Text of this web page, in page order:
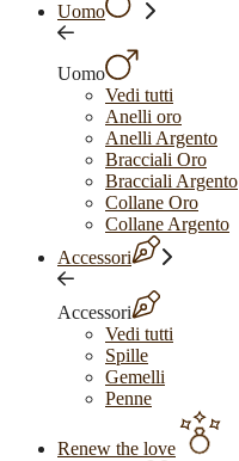
Uomo
Uomo
Vedi tutti
Anelli oro
Anelli Argento
Bracciali Oro
Bracciali Argento
Collane Oro
Collane Argento
Accessori
Accessori
Vedi tutti
Spille
Gemelli
Penne
Renew the love